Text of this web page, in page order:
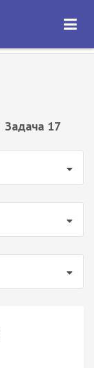
ОТКРЫТЬ
Задача 17